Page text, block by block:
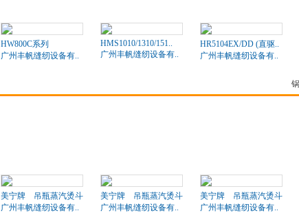
HW800C系列
广州丰帆缝纫设备有..
HMS1010/1310/151..
广州丰帆缝纫设备有..
HR5104EX/DD (直驱..
广州丰帆缝纫设备有..
美宁牌 吊瓶蒸汽烫斗
广州丰帆缝纫设备有..
美宁牌 吊瓶蒸汽烫斗
广州丰帆缝纫设备有..
美宁牌 吊瓶蒸汽烫斗
广州丰帆缝纫设备有..